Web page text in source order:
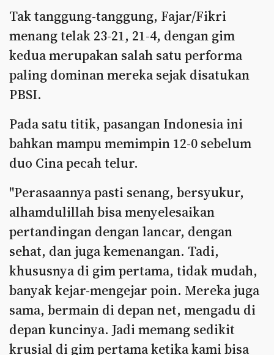
Tak tanggung-tanggung, Fajar/Fikri
menang telak 23-21, 21-4, dengan gim
kedua merupakan salah satu performa
paling dominan mereka sejak disatukan
PBSI.
Pada satu titik, pasangan Indonesia ini
bahkan mampu memimpin 12-0 sebelum
duo Cina pecah telur.
"Perasaannya pasti senang, bersyukur,
alhamdulillah bisa menyelesaikan
pertandingan dengan lancar, dengan
sehat, dan juga kemenangan. Tadi,
khususnya di gim pertama, tidak mudah,
banyak kejar-mengejar poin. Mereka juga
sama, bermain di depan net, mengadu di
depan kuncinya. Jadi memang sedikit
krusial di gim pertama ketika kami bisa